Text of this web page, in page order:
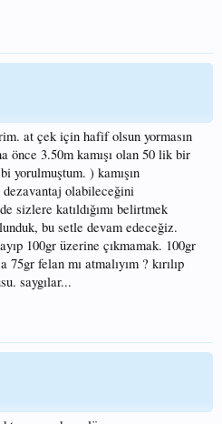
at çek için hafif olsun yormasın
önce 3.50m kamışı olan 50 lik bir
yorulmuştum. ) kamışın
dezavantaj olabileceğini
sizlere katıldığımı belirtmek
bu setle devam edeceğiz.
100gr üzerine çıkmamak. 100gr
75gr felan mı atmalıyım ? kırılıp
saygılar...